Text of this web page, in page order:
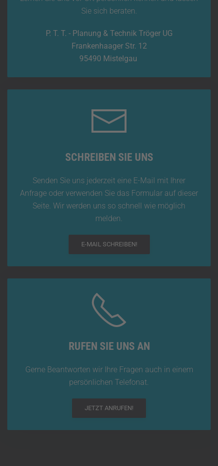
Sie sich beraten.
P. T. T. - Planung & Technik Tröger UG
Frankenhaager Str. 12
95490 Mistelgau
SCHREIBEN SIE UNS
Senden Sie uns jederzeit eine E-Mail mit Ihrer
Anfrage oder verwenden Sie das Formular auf dieser
Seite. Wir werden uns so schnell wie möglich
melden.
E-MAIL SCHREIBEN!
RUFEN SIE UNS AN
Gerne Beantworten wir Ihre Fragen auch in einem
persönlichen Telefonat.
JETZT ANRUFEN!